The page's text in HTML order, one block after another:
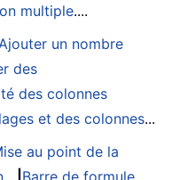
multiple....
un nombre
des
des colonnes
et des colonnes...
au point de la